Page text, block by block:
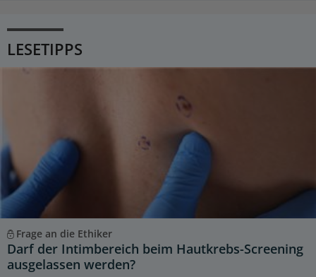
LESETIPPS
Frage an die Ethiker
Darf der Intimbereich beim Hautkrebs-Screening
ausgelassen werden?